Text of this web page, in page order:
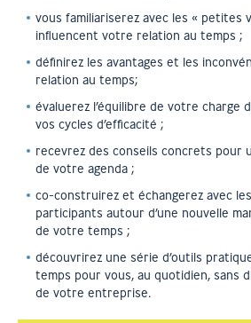
vous familiariserez avec les « petites
influencent votre relation au temps ;
définirez les avantages et les
relation au temps;
évaluerez l’équilibre de votre charge
vos cycles d’efficacité ;
recevrez des conseils concrets pour
de votre agenda ;
co-construirez et échangerez avec
participants autour d’une nouvelle
de votre temps ;
découvrirez une série d’outils
temps pour vous, au quotidien, sans
de votre entreprise.